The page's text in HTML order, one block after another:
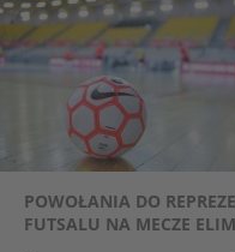
POWOŁANIA DO
FUTSALU NA MECZE